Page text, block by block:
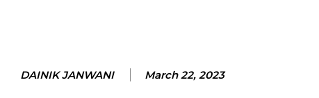
DAINIK JANWANI March 22, 2023